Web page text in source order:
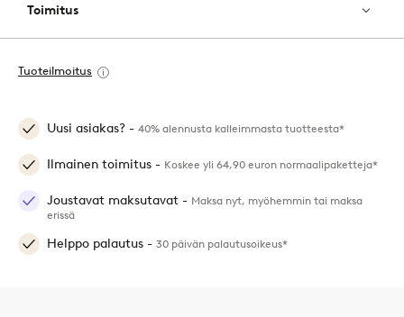
Toimitus
Tuoteilmoitus
Uusi asiakas? - 40% alennusta kalleimmasta tuotteesta*
Ilmainen toimitus - Koskee yli 64,90 euron normaalipaketteja*
Joustavat maksutavat - Maksa nyt, myöhemmin tai maksa
erissä
Helppo palautus - 30 päivän palautusoikeus*